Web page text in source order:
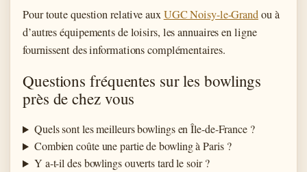
Pour toute question relative auxUGC Noisy-le-Grandou à
d’autres équipements de loisirs, les annuaires en ligne
fournissent des informations complémentaires.
Questions fréquentes sur les bowlings
près de chez vous
Quels sont les meilleurs bowlings en Île-de-France ?
Combien coûte une partie de bowling à Paris ?
Y a-t-il des bowlings ouverts tard le soir ?